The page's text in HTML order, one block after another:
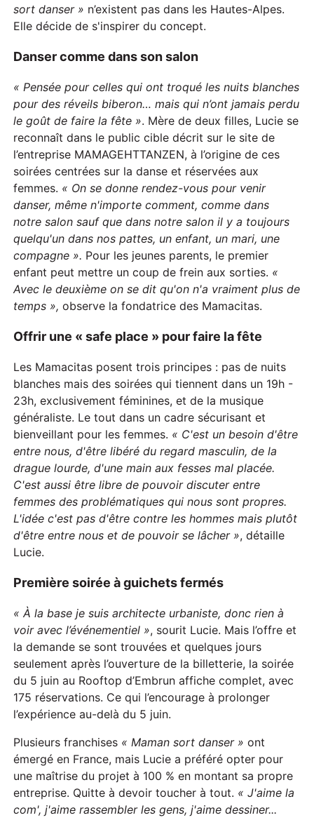
sort danser » n’existent pas dans les Hautes-Alpes.
Elle décide de s'inspirer du concept.
Danser comme dans son salon
« Pensée pour celles qui ont troqué les nuits blanches
pour des réveils biberon… mais qui n’ont jamais perdu
le goût de faire la fête ». Mère de deux filles, Lucie se
reconnaît dans le public cible décrit sur le site de
l’entreprise MAMAGEHTTANZEN, à l’origine de ces
soirées centrées sur la danse et réservées aux
femmes. « On se donne rendez-vous pour venir
danser, même n'importe comment, comme dans
notre salon sauf que dans notre salon il y a toujours
quelqu'un dans nos pattes, un enfant, un mari, une
compagne ». Pour les jeunes parents, le premier
enfant peut mettre un coup de frein aux sorties. «
Avec le deuxième on se dit qu'on n'a vraiment plus de
temps »,observe la fondatrice des Mamacitas.
Offrir une « safe place » pour faire la fête
Les Mamacitas posent trois principes : pas de nuits
blanches mais des soirées qui tiennent dans un 19h -
23h, exclusivement féminines, et de la musique
généraliste. Le tout dans un cadre sécurisant et
bienveillant pour les femmes. « C'est un besoin d'être
entre nous, d'être libéré du regard masculin, de la
drague lourde, d'une main aux fesses mal placée.
C'est aussi être libre de pouvoir discuter entre
femmes des problématiques qui nous sont propres.
L'idée c'est pas d'être contre les hommes mais plutôt
d'être entre nous et de pouvoir se lâcher », détaille
Lucie.
Première soirée à guichets fermés
«À la base je suis architecte urbaniste, donc rien à
voir avec l’événementiel », sourit Lucie. Mais l’offre et
la demande se sont trouvées et quelques jours
seulement après l’ouverture de la billetterie, la soirée
du 5 juin au Rooftop d’Embrun affiche complet, avec
175 réservations. Ce qui l’encourage à prolonger
l’expérience au-delà du 5 juin.
Plusieurs franchises « Maman sort danser » ont
émergé en France, mais Lucie a préféré opter pour
une maîtrise du projet à 100 % en montant sa propre
entreprise. Quitte à devoir toucher à tout. « J'aime la
com', j'aime rassembler les gens, j'aime dessiner...